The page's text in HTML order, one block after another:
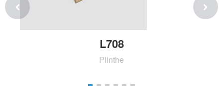
L708
Plinthe